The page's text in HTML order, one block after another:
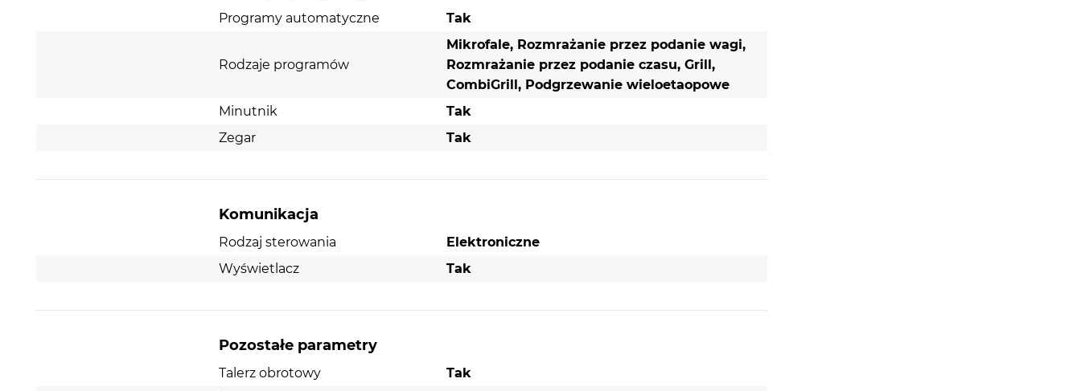
Programy automatyczne Tak
Rodzaje programów
Mikrofale, Rozmrażanie przez podanie wagi,
Rozmrażanie przez podanie czasu, Grill,
CombiGrill, Podgrzewanie wieloetaopowe
Minutnik
Tak
Zegar
Tak
Komunikacja
Rodzaj sterowania
Elektroniczne
Wyświetlacz
Tak
Pozostałe parametry
Talerz obrotowy
Tak